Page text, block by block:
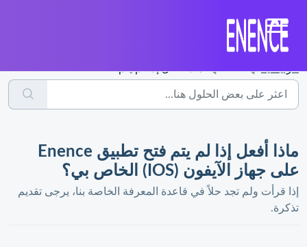
ماذا أفعل إذا لم يتم فتح تطبيق Enence
على جهاز الآيفون (IOS) الخاص بي؟
إذا قرأت ولم تجد حلاً في قاعدة المعرفة الخاصة بنا، يرجى تقديم
تذكرة.